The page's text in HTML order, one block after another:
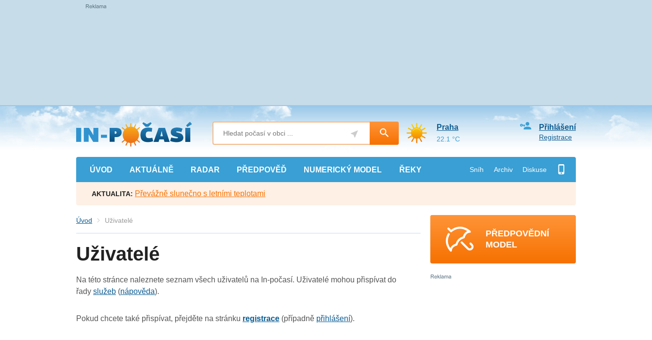
Přejít
na
hlavní
obsah
ÚVOD AKTUÁLNĚ RADAR PŘEDPOVĚĎ NUMERICKÝ MODEL ŘEKY Sníh Archiv Diskuse
Přihlášení
Registrace
Praha
22.1 °C
AKTUALITA: Převážně slunečno s letními teplotami
Úvod Uživatelé
Uživatelé
Na této stránce naleznete seznam všech uživatelů na In-počasí. Uživatelé mohou přispívat do
řadyslužeb (nápověda).
Pokud chcete také přispívat, přejděte na stránku registrace (případně přihlášení).
PŘEDPOVĚDNÍ
MODEL